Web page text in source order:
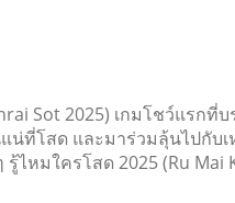
Sot 2025) เกมโชว์แรกที่
น่ที่โสด และมาร่วมลุ้นไปกับ
ไหมใครโสด 2025 (Ru Mai